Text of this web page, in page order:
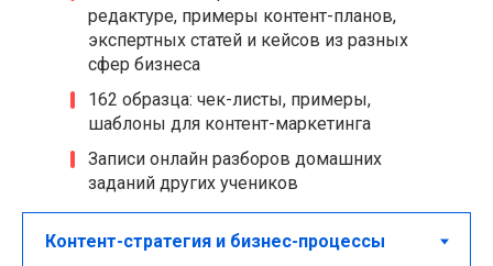
Записи онлайн разборов домашних
заданий других учеников
162 образца: чек-листы, примеры,
шаблоны для контент-маркетинга
редактуре, примеры контент-планов,
экспертных статей и кейсов из разных
сфер бизнеса